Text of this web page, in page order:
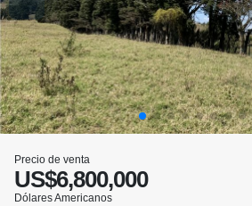
Precio de venta
US$6,800,000
Dólares Americanos